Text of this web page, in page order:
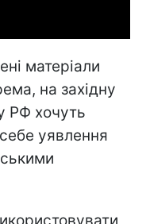
матеріали
на західну
РФ хочуть
уявлення